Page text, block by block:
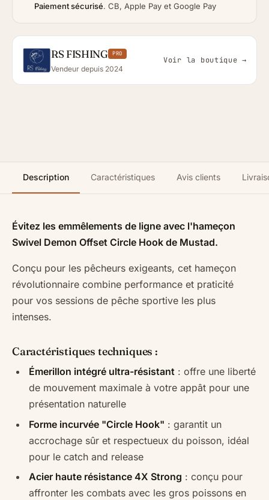
Paiement sécurisé. CB, Apple Pay et Google Pay
RS FISHING PRO
Vendeur depuis 2024
Voir la boutique →
Description Caractéristiques Avis clients
Évitez les emmêlements de ligne avec l'hameçon
Swivel Demon Offset Circle Hook de Mustad.
Conçu pour les pêcheurs exigeants, cet hameçon
révolutionnaire combine performance et praticité
pour vos sessions de pêche sportive les plus
intenses.
Caractéristiques techniques :
Émerillon intégré ultra-résistant : offre une liberté
de mouvement maximale à votre appât pour une
présentation naturelle
Forme incurvée "Circle Hook" : garantit un
accrochage sûr et respectueux du poisson, idéal
pour le catch and release
Acier haute résistance 4X Strong : conçu pour
affronter les combats avec les gros poissons en